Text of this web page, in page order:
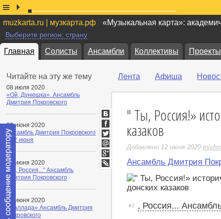
muzkarta.ru | музкарта.рф «Музыкальная карта»:
Выберите регион, страну
Главная Солисты Ансамбли Коллективы Проекты
Читайте на эту же тему
08 июля 2020
«Ой, Дунюшка». Ансамбль
Дмитрия Покровского
22 июня 2020
Ансамбль Дмитрия Покровского
к 22 июня
12 июня 2020
"Ты, Россия..." Ансамбль
Дмитрия Покровского
06 июня 2020
«Баллада» Ансамбль Дмитрия
Покровского
Лента Афиша
" Ты, Россия!»
казаков
Добавлено 12 июня 2020
Ансамбль Дмитрия
, Россия...
ВКонтакте
Facebook
Twitter
Мой
Мир
Google+
LiveJournal